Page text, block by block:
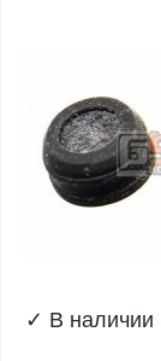
✓ В наличии